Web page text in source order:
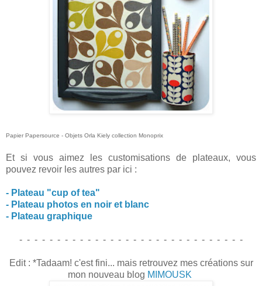
Papier Papersource - Objets Orla Kiely collection Monoprix
Et si vous aimez les customisations de plateaux, vous
pouvez revoir les autres par ici :
- Plateau "cup of tea"
- Plateau photos en noir et blanc
- Plateau graphique
- - - - - - - - - - - - - - - - - - - - - - - - - - - - - -
Edit : *Tadaam! c'est fini... mais retrouvez mes créations sur
mon nouveau blog MIMOUSK